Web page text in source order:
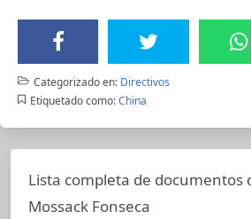
Categorizado en: Directivos
Etiquetado como: China
Lista completa de documentos
Mossack Fonseca